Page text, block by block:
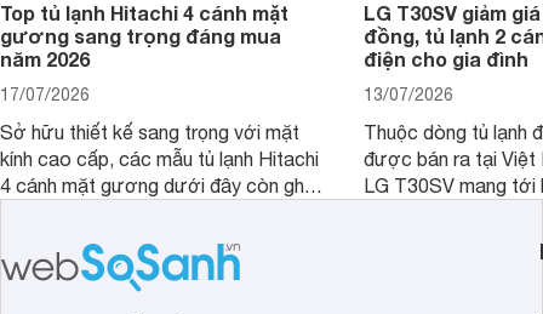
Top tủ lạnh Hitachi 4 cánh mặt
gương sang trọng đáng mua
năm 2026
17/07/2026
Sở hữu thiết kế sang trọng với mặt
kính cao cấp, các mẫu tủ lạnh Hitachi
4 cánh mặt gương dưới đây còn ghi
công nghệ bảo quản hiện đại, đáp ứng
tốt nhu cầu lưu trữ thực phẩm của gia
LG T30SV giảm
đồng, tủ lạnh 2
điện cho gia đình
13/07/2026
Thuộc dòng tủ lạnh
được bán ra tại Việt
LG T30SV mang tới
mức giá bán dễ
nhiều khách hàng